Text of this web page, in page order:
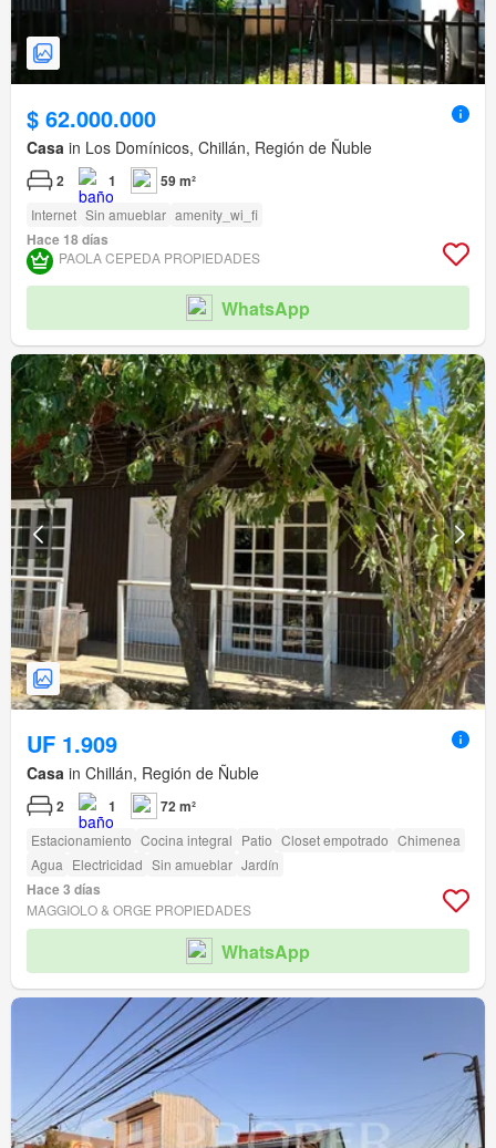
$ 62.000.000
Casa in Los Domínicos, Chillán, Región de Ñuble
2 1 59 m²
Internet Sin amueblar amenity_wi_fi
Hace 18 días
PAOLA CEPEDA PROPIEDADES
WhatsApp
UF 1.909
Casa in Chillán, Región de Ñuble
2 1 72 m²
Estacionamiento Cocina integral Patio Closet empotrado Chimenea
Agua Electricidad Sin amueblar Jardín
Hace 3 días
MAGGIOLO & ORGE PROPIEDADES
WhatsApp